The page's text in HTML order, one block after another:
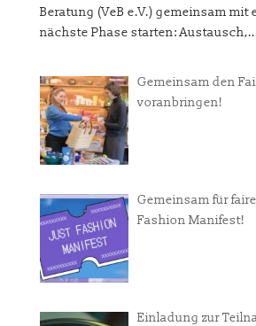
Beratung (VeB e.V.) gemeinsam mit
nächste Phase starten:
Gemeinsam den
voranbringen!
Gemeinsam für
Fashion Manifest!
Einladung zur